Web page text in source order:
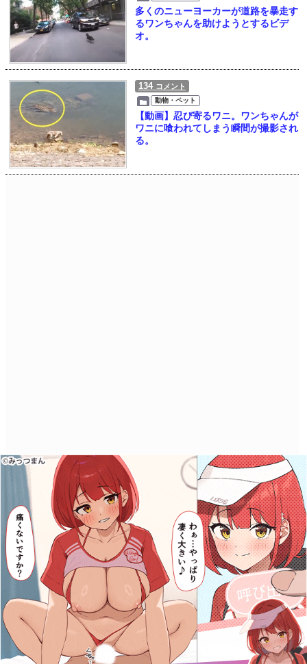
多くのニューヨーカーが道路を暴走す
るワンちゃんを助けようとするビデ
オ。
134 コメント
動物・ペット
【動画】忍び寄るワニ。ワンちゃんが
ワニに喰われてしまう瞬間が撮影され
る。